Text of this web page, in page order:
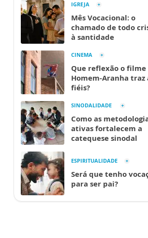
IGREJA
Mês Vocacional: o
chamado de todo
à santidade
CINEMA
Que reflexão o filme
Homem-Aranha traz
fiéis?
SINODALIDADE
Como as
ativas fortalecem a
catequese sinodal
ESPIRITUALIDADE
Será que tenho
para ser pai?